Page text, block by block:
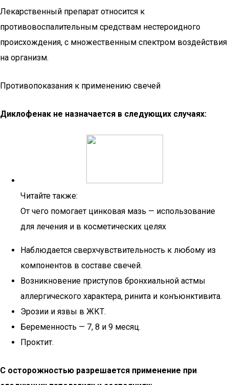
Лекарственный препарат относится к
противовоспалительным средствам нестероидного
происхождения, с множественным спектром воздействия
на организм.
Противопоказания к применению свечей
Диклофенак не назначается в следующих случаях:
Читайте также:
От чего помогает цинковая мазь — использование
для лечения и в косметических целях
Наблюдается сверхчувствительность к любому из
компонентов в составе свечей.
Возникновение приступов бронхиальной астмы
аллергического характера, ринита и конъюнктивита.
Эрозии и язвы в ЖКТ.
Беременность — 7, 8 и 9 месяц.
Проктит.
С осторожностью разрешается применение при